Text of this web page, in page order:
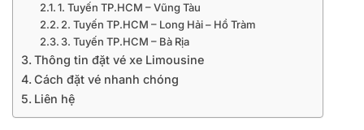
1. Tuyến TP.HCM – Vũng Tàu
2. Tuyến TP.HCM – Long Hải – Hồ Tràm
3. Tuyến TP.HCM – Bà Rịa
Thông tin đặt vé xe Limousine
Cách đặt vé nhanh chóng
Liên hệ